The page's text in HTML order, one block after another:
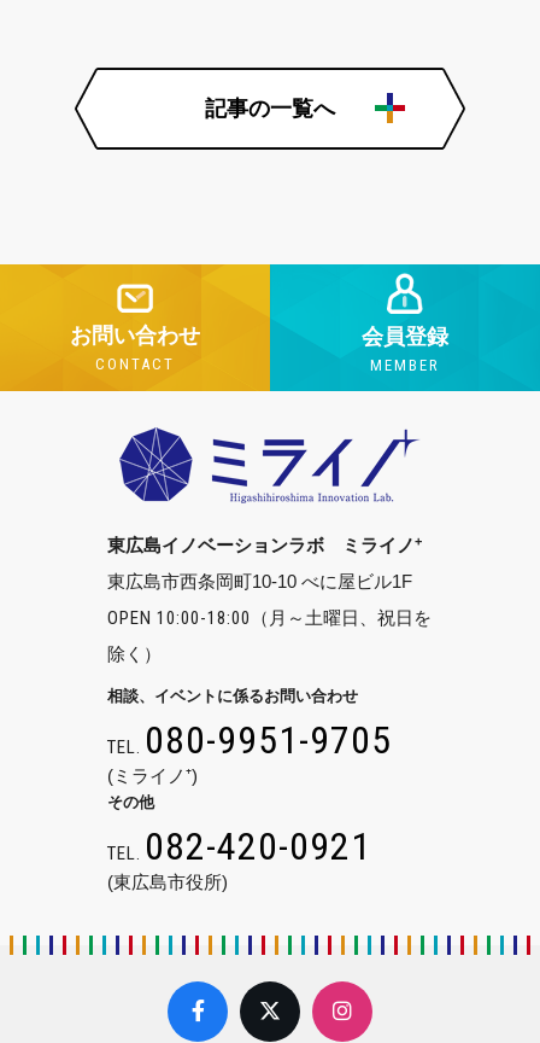
記事の一覧へ
お問い合わせ
CONTACT
会員登録
MEMBER
東広島イノベーションラボ ミライノ+
東広島市西条岡町10-10 べに屋ビル1F
OPEN 10:00-18:00
（月～土曜日、祝日を
除く）
相談、イベントに係るお問い合わせ
TEL. 080-9951-9705
(ミライノ⁺)
その他
TEL. 082-420-0921
(東広島市役所)